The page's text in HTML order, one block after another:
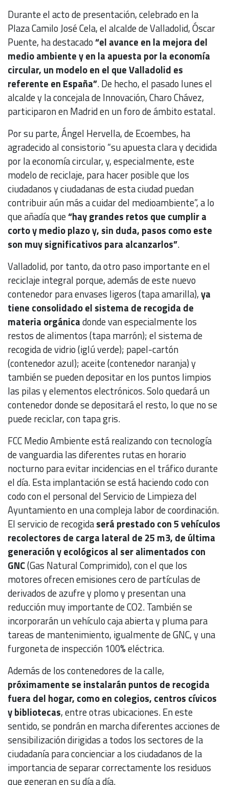
Durante el acto de presentación, celebrado en la
Plaza Camilo José Cela, el alcalde de Valladolid, Óscar
Puente, ha destacado“el avance en la mejora del
medio ambiente y en la apuesta por la economía
circular, un modelo en el que Valladolid es
referente en España”. De hecho, el pasado lunes el
alcalde y la concejala de Innovación, Charo Chávez,
participaron en Madrid en un foro de ámbito estatal.
Por su parte, Ángel Hervella, de Ecoembes, ha
agradecido al consistorio “su apuesta clara y decidida
por la economía circular, y, especialmente, este
modelo de reciclaje, para hacer posible que los
ciudadanos y ciudadanas de esta ciudad puedan
contribuir aún más a cuidar del medioambiente”, a lo
que añadía que“hay grandes retos que cumplir a
corto y medio plazo y, sin duda, pasos como este
son muy significativos para alcanzarlos”.
Valladolid, por tanto, da otro paso importante en el
reciclaje integral porque, además de este nuevo
contenedor para envases ligeros (tapa amarilla),ya
tiene consolidado el sistema de recogida de
materia orgánicadonde van especialmente los
restos de alimentos (tapa marrón); el sistema de
recogida de vidrio (iglú verde); papel-cartón
(contenedor azul); aceite (contenedor naranja) y
también se pueden depositar en los puntos limpios
las pilas y elementos electrónicos. Solo quedará un
contenedor donde se depositará el resto, lo que no se
puede reciclar, con tapa gris.
FCC Medio Ambiente está realizando con tecnología
de vanguardia las diferentes rutas en horario
nocturno para evitar incidencias en el tráfico durante
el día. Esta implantación se está haciendo codo con
codo con el personal del Servicio de Limpieza del
Ayuntamiento en una compleja labor de coordinación.
El servicio de recogidaserá prestado con 5 vehículos
recolectores de carga lateral de 25 m3, de última
generación y ecológicos al ser alimentados con
GNC(Gas Natural Comprimido), con el que los
motores ofrecen emisiones cero de partículas de
derivados de azufre y plomo y presentan una
reducción muy importante de CO2. También se
incorporarán un vehículo caja abierta y pluma para
tareas de mantenimiento, igualmente de GNC, y una
furgoneta de inspección 100% eléctrica.
Además de los contenedores de la calle,
próximamente se instalarán puntos de recogida
fuera del hogar, como en colegios, centros cívicos
y bibliotecas, entre otras ubicaciones. En este
sentido, se pondrán en marcha diferentes acciones de
sensibilización dirigidas a todos los sectores de la
ciudadanía para concienciar a los ciudadanos de la
importancia de separar correctamente los residuos
que generan en su día a día.